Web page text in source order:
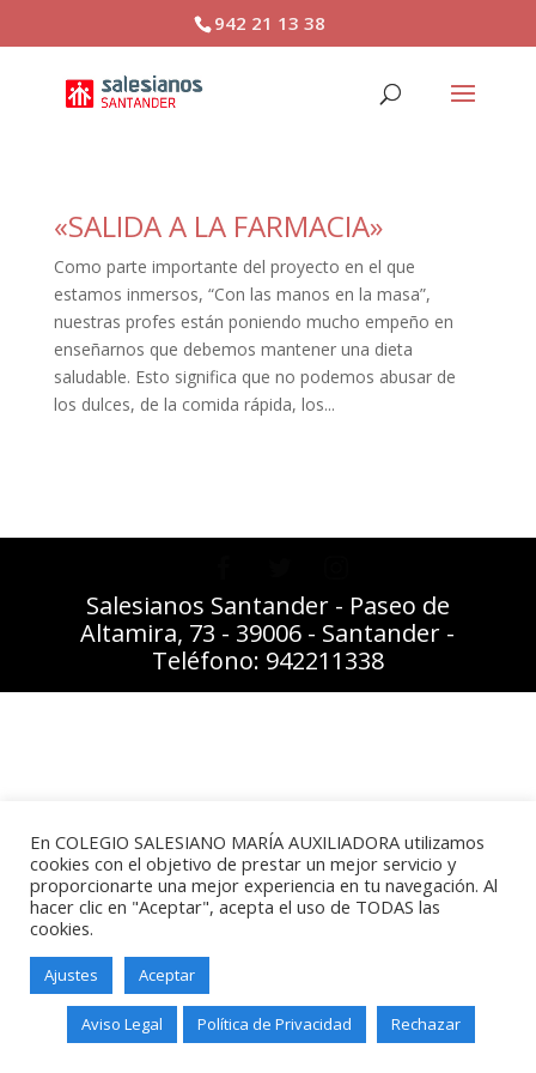
942 21 13 38
«SALIDA A LA FARMACIA»
Como parte importante del proyecto en el que
estamos inmersos, “Con las manos en la masa”,
nuestras profes están poniendo mucho empeño en
enseñarnos que debemos mantener una dieta
saludable. Esto significa que no podemos abusar de
los dulces, de la comida rápida, los...
Salesianos Santander - Paseo de
Altamira, 73 - 39006 - Santander -
Teléfono: 942211338
En COLEGIO SALESIANO MARÍA AUXILIADORA utilizamos
cookies con el objetivo de prestar un mejor servicio y
proporcionarte una mejor experiencia en tu navegación. Al
hacer clic en "Aceptar", acepta el uso de TODAS las
cookies.
Ajustes Aceptar
Aviso Legal Política de Privacidad Rechazar